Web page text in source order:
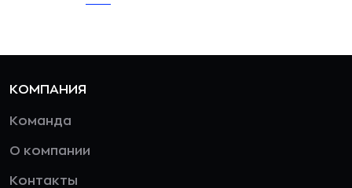
КОМПАНИЯ
Команда
О компании
Контакты